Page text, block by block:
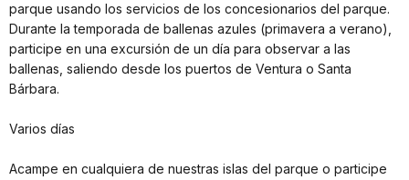
parque usando los servicios de los concesionarios del parque.
Durante la temporada de ballenas azules (primavera a verano),
participe en una excursión de un día para observar a las
ballenas, saliendo desde los puertos de Ventura o Santa
Bárbara.
Varios días
Acampe en cualquiera de nuestras islas del parque o participe